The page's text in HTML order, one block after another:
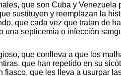
que son Cuba y
sustituyen y reemplazan la
que cada vez que tratan de
septicemia o infección
que conlleva a que los
que han repetido en su
que les lleva a usurpar